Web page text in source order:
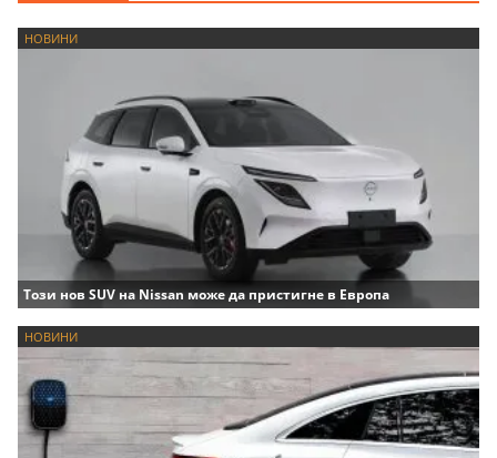
НОВИНИ
Този нов SUV на Nissan може да пристигне в Европа
НОВИНИ